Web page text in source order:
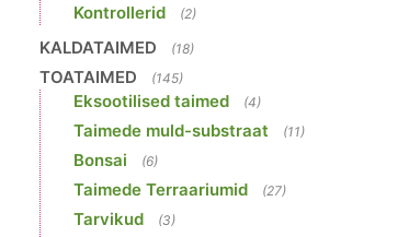
Kontrollerid (2)
KALDATAIMED (18)
TOATAIMED (145)
Eksootilised taimed (4)
Taimede muld-substraat (11)
Bonsai (6)
Taimede Terraariumid (27)
Tarvikud (3)